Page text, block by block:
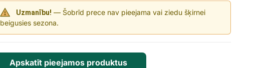
Uzmanību! — Šobrīd prece nav pieejama vai ziedu šķirnei
beigusies sezona.
Apskatīt pieejamos produktus